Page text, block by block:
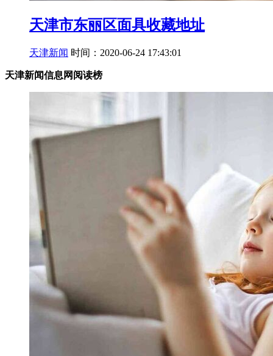
天津市东丽区面具收藏地址
天津新闻 时间：2020-06-24 17:43:01
天津新闻信息网阅读榜